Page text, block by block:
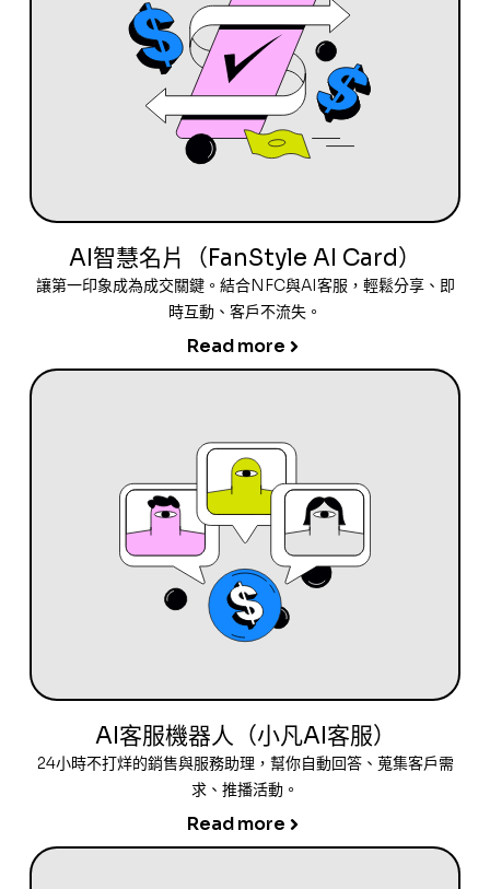
AI智慧名片（FanStyle AI Card）
讓第一印象成為成交關鍵。結合NFC與AI客服，輕鬆分享、即
時互動、客戶不流失。
Read more
AI客服機器人（小凡AI客服）
24小時不打烊的銷售與服務助理，幫你自動回答、蒐集客戶需
求、推播活動。
Read more